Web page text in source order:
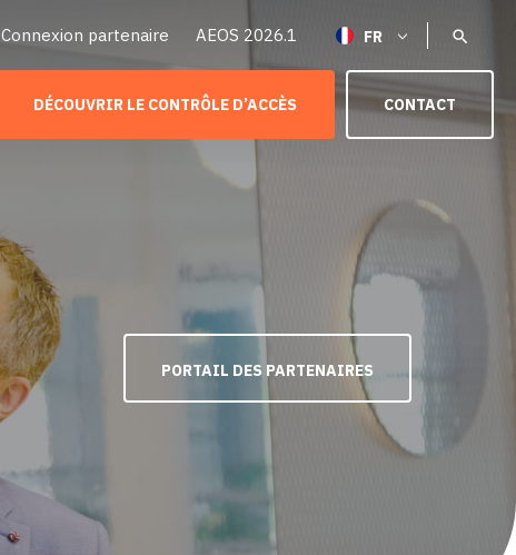
Connexion partenaire AEOS 2026.1
DÉCOUVRIR LE CONTRÔLE D’ACCÈS CONTACT
PORTAIL DES PARTENAIRES